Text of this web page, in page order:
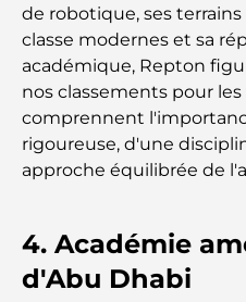
Maisons conformes
créer équilibre et
Les meilleures
paysager à Dubaï :
extérieurs
Palm Jebel Ali contre
comparaison claire
de robotique, ses terrains
classe modernes et sa
académique, Repton
nos classements pour
comprennent
rigoureuse, d'une
approche équilibrée de
4. Académie
d'Abu Dhabi